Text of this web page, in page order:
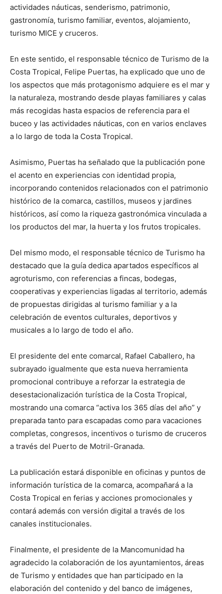
actividades náuticas, senderismo, patrimonio,
gastronomía, turismo familiar, eventos, alojamiento,
turismo MICE y cruceros.
En este sentido, el responsable técnico de Turismo de la
Costa Tropical, Felipe Puertas, ha explicado que uno de
los aspectos que más protagonismo adquiere es el mar y
la naturaleza, mostrando desde playas familiares y calas
más recogidas hasta espacios de referencia para el
buceo y las actividades náuticas, con en varios enclaves
a lo largo de toda la Costa Tropical.
Asimismo, Puertas ha señalado que la publicación pone
el acento en experiencias con identidad propia,
incorporando contenidos relacionados con el patrimonio
histórico de la comarca, castillos, museos y jardines
históricos, así como la riqueza gastronómica vinculada a
los productos del mar, la huerta y los frutos tropicales.
Del mismo modo, el responsable técnico de Turismo ha
destacado que la guía dedica apartados específicos al
agroturismo, con referencias a fincas, bodegas,
cooperativas y experiencias ligadas al territorio, además
de propuestas dirigidas al turismo familiar y a la
celebración de eventos culturales, deportivos y
musicales a lo largo de todo el año.
El presidente del ente comarcal, Rafael Caballero, ha
subrayado igualmente que esta nueva herramienta
promocional contribuye a reforzar la estrategia de
desestacionalización turística de la Costa Tropical,
mostrando una comarca “activa los 365 días del año” y
preparada tanto para escapadas como para vacaciones
completas, congresos, incentivos o turismo de cruceros
a través del Puerto de Motril-Granada.
La publicación estará disponible en oficinas y puntos de
información turística de la comarca, acompañará a la
Costa Tropical en ferias y acciones promocionales y
contará además con versión digital a través de los
canales institucionales.
Finalmente, el presidente de la Mancomunidad ha
agradecido la colaboración de los ayuntamientos, áreas
de Turismo y entidades que han participado en la
elaboración del contenido y del banco de imágenes,